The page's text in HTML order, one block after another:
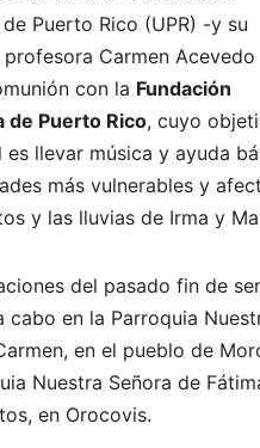
Puerto Rico (UPR) -y su
Carmen Acevedo
con la Fundación
de Puerto Rico, cuyo
es llevar música y ayuda
más vulnerables y
y las lluvias de Irma y
del pasado fin de
cabo en la Parroquia
en el pueblo de
Nuestra Señora de
en Orocovis.